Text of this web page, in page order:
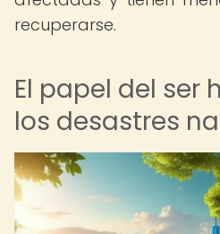
recuperarse.
El papel del ser
los desastres